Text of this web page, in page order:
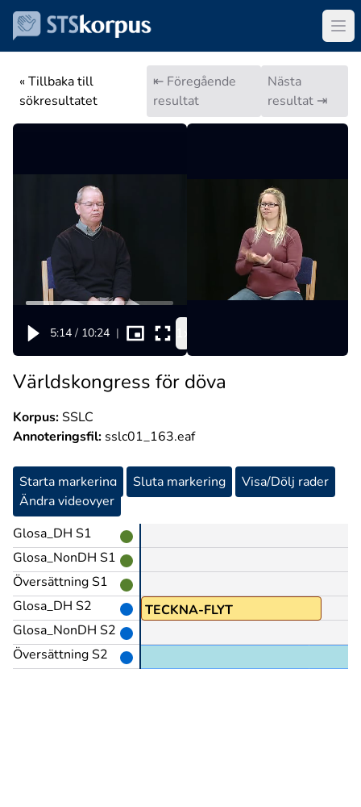
« Tillbaka till
sökresultatet
⇤ Föregående
resultat
Nästa
resultat ⇥
5:14 / 10:24 |
Världskongress för döva
Korpus:SSLC
Annoteringsfil: sslc01_163.eaf
Starta markering Sluta markering
Visa/Dölj rader
Ändra videovyer
Glosa_DH S1
Glosa_NonDH S1
Översättning S1
Glosa_DH S2
Glosa_NonDH S2
Översättning S2
TECKNA-FLYT